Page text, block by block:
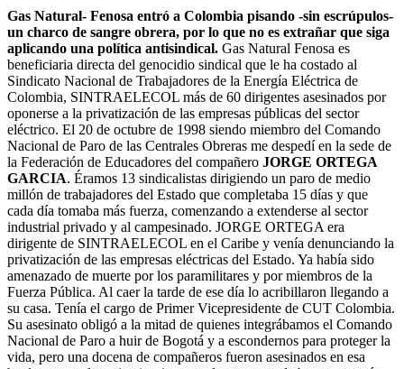
Gas Natural- Fenosa entró a Colombia pisando -sin escrúpulos-
un charco de sangre obrera, por lo que no es extrañar que siga
aplicando una política antisindical. Gas Natural Fenosa es
beneficiaria directa del genocidio sindical que le ha costado al
Sindicato Nacional de Trabajadores de la Energía Eléctrica de
Colombia, SINTRAELECOL más de 60 dirigentes asesinados por
oponerse a la privatización de las empresas públicas del sector
eléctrico. El 20 de octubre de 1998 siendo miembro del Comando
Nacional de Paro de las Centrales Obreras me despedí en la sede de
la Federación de Educadores del compañero JORGE ORTEGA
GARCIA. Éramos 13 sindicalistas dirigiendo un paro de medio
millón de trabajadores del Estado que completaba 15 días y que
cada día tomaba más fuerza, comenzando a extenderse al sector
industrial privado y al campesinado. JORGE ORTEGA era
dirigente de SINTRAELECOL en el Caribe y venía denunciando la
privatización de las empresas eléctricas del Estado. Ya había sido
amenazado de muerte por los paramilitares y por miembros de la
Fuerza Pública. Al caer la tarde de ese día lo acribillaron llegando a
su casa. Tenía el cargo de Primer Vicepresidente de CUT Colombia.
Su asesinato obligó a la mitad de quienes integrábamos el Comando
Nacional de Paro a huir de Bogotá y a escondernos para proteger la
vida, pero una docena de compañeros fueron asesinados en esa